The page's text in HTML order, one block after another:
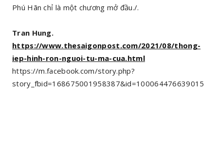
Phú Hãn chỉ là một chương mở đầu./.
Tran Hung.
https://www.thesaigonpost.com/2021/08/thong-
iep-hinh-ron-nguoi-tu-ma-cua.html
https://m.facebook.com/story.php?
story_fbid=168675001958387&id=100064476639015